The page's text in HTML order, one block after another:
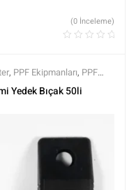
(0 İnceleme)
, PPF Ekipmanları, PPF
Yedek Bıçak 50li